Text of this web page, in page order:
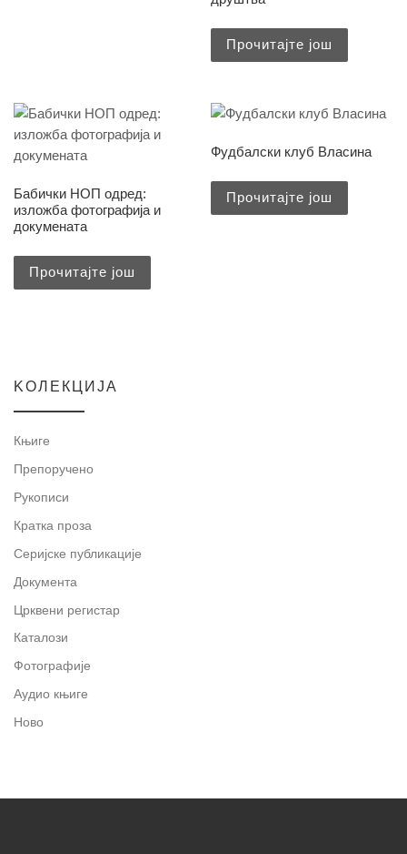
Прочитајте још
Бабички НОП одред:
изложба фотографија и
докумената
Прочитајте још
Фудбалски клуб Власина
Прочитајте још
KOЛЕКЦИЈА
Књиге
Препоручено
Рукописи
Кратка проза
Серијске публикације
Документа
Црквени регистар
Каталози
Фотографије
Аудио књиге
Ново